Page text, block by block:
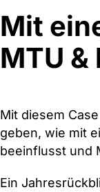
Mit
MTU
Mit diesem
geben, wie mit
beeinflusst und
Ein